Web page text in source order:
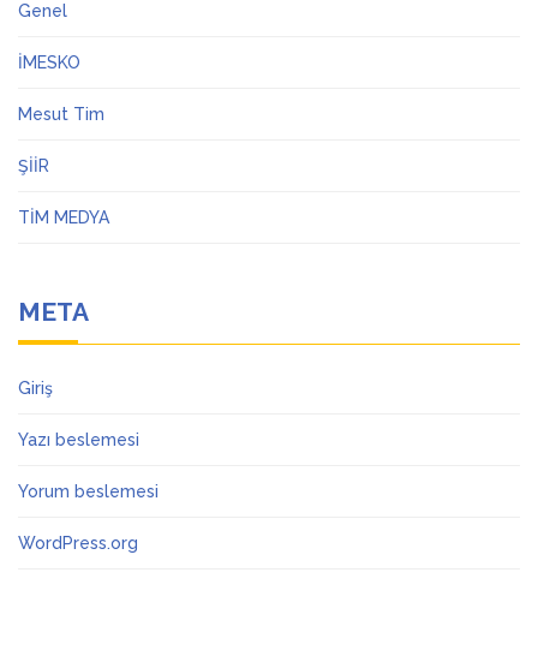
Genel
İMESKO
Mesut Tim
ŞİİR
TİM MEDYA
META
Giriş
Yazı beslemesi
Yorum beslemesi
WordPress.org